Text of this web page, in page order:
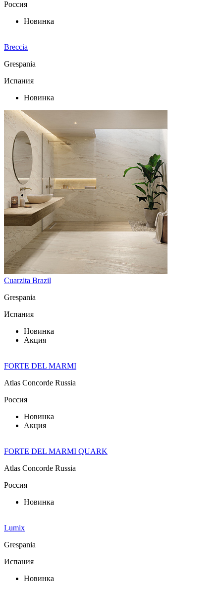
Россия
Новинка
Breccia
Grespania
Испания
Новинка
Cuarzita Brazil
Grespania
Испания
Новинка
Акция
FORTE DEL MARMI
Atlas Concorde Russia
Россия
Новинка
Акция
FORTE DEL MARMI QUARK
Atlas Concorde Russia
Россия
Новинка
Lumix
Grespania
Испания
Новинка